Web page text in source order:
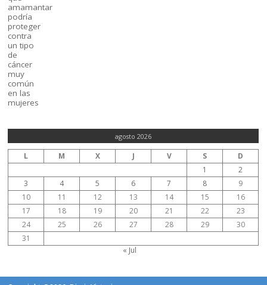
agosto 2026
L M X J V S
D
1
2
3
4 5 6 7 8
9
10
11 12 13 14 15
16
17
18 19 20 21 22
23
24
25 26 27 28 29
30
31
« Jul